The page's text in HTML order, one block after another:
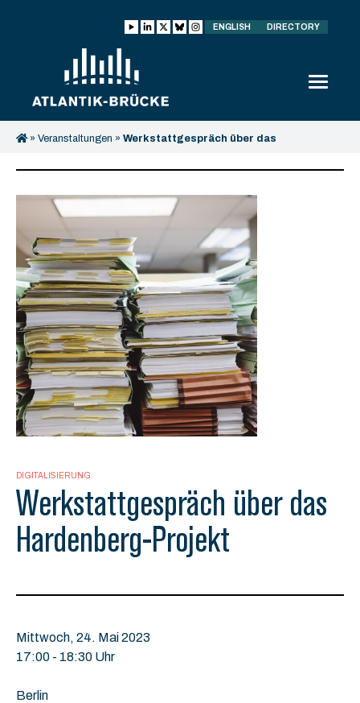
ENGLISH DIRECTORY
» Veranstaltungen » Werkstattgespräch über das
DIGITALISIERUNG
Werkstattgespräch über das
Hardenberg-Projekt
Mittwoch, 24. Mai 2023
17:00 - 18:30 Uhr
Berlin